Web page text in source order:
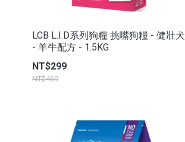
LCB L.I.D系列狗糧 挑嘴狗糧 - 健壯犬
- 羊牛配方 - 1.5KG
NT$299
NT$469